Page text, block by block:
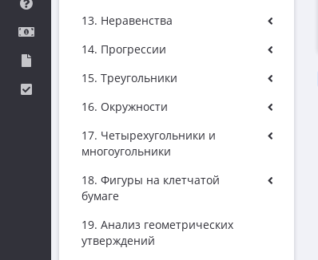
13. Неравенства
14. Прогрессии
15. Треугольники
16. Окружности
17. Четырехугольники и
многоугольники
18. Фигуры на клетчатой
бумаге
19. Анализ геометрических
утверждений